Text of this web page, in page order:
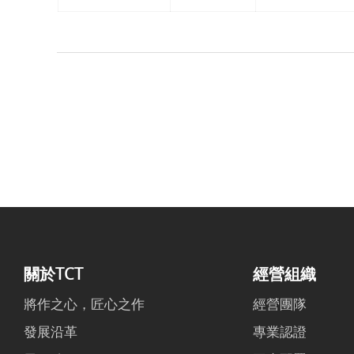
關於TCT
將作之心，匠心之作
發展沿革
經營組織
經營團隊
專業認證